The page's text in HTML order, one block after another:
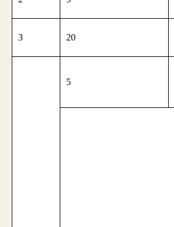
3 20
5